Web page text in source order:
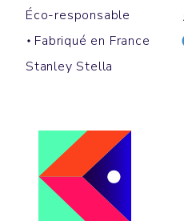
Éco-responsable
Fabriqué en France
Stanley Stella